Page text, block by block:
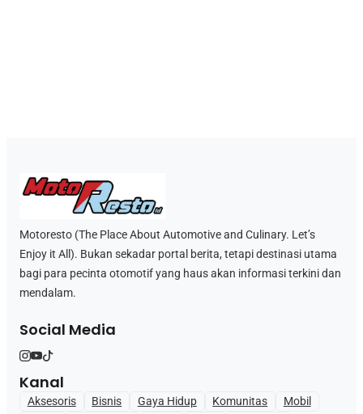
Motoresto (The Place About Automotive and Culinary. Let’s
Enjoy it All). Bukan sekadar portal berita, tetapi destinasi utama
bagi para pecinta otomotif yang haus akan informasi terkini dan
mendalam.
Social Media
Kanal
Aksesoris Bisnis Gaya Hidup Komunitas
Mobil